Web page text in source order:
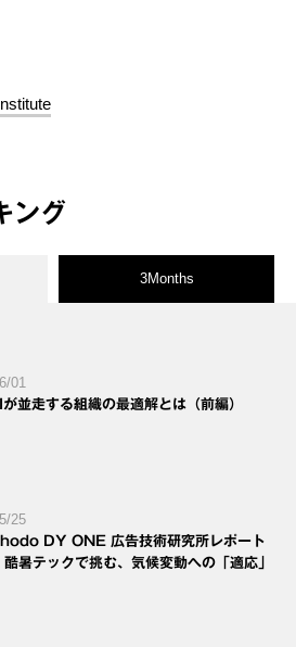
ング
3Months
01
並走する組織の最適解とは（前編）
25
DY ONE 広告技術研究所レポート
暑テックで挑む、気候変動への「適応」